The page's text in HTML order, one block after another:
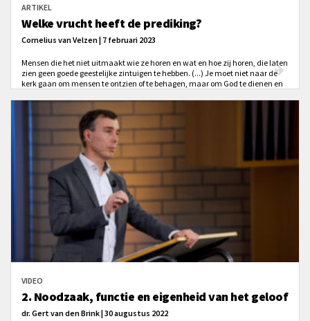
ARTIKEL
Welke vrucht heeft de prediking?
Cornelius van Velzen | 7 februari 2023
Mensen die het niet uitmaakt wie ze horen en wat en hoe zij horen, die laten
zien geen goede geestelijke zintuigen te hebben. (...) Je moet niet naar de
kerk gaan om mensen te ontzien of te behagen, maar om God te dienen en
VIDEO
2. Noodzaak, functie en eigenheid van het geloof
dr. Gert van den Brink | 30 augustus 2022